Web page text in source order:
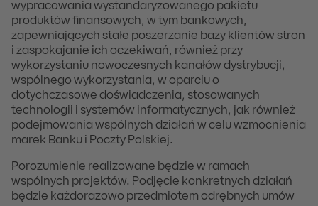
wypracowania wystandaryzowanego pakietu
produktów finansowych, w tym bankowych,
zapewniających stałe poszerzanie bazy klientów stron
i zaspokajanie ich oczekiwań, również przy
wykorzystaniu nowoczesnych kanałów dystrybucji,
wspólnego wykorzystania, w oparciu o
dotychczasowe doświadczenia, stosowanych
technologii i systemów informatycznych, jak również
podejmowania wspólnych działań w celu wzmocnienia
marek Banku i Poczty Polskiej.
Porozumienie realizowane będzie w ramach
wspólnych projektów. Podjęcie konkretnych działań
będzie każdorazowo przedmiotem odrębnych umów